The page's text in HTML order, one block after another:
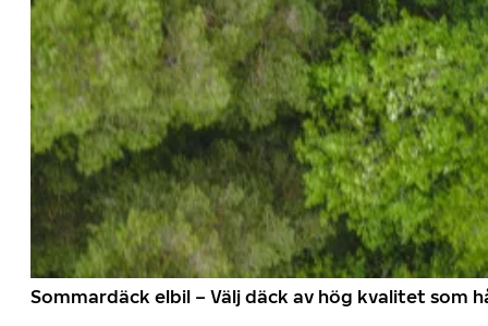
Sommardäck elbil – Välj däck av hög kvalitet som